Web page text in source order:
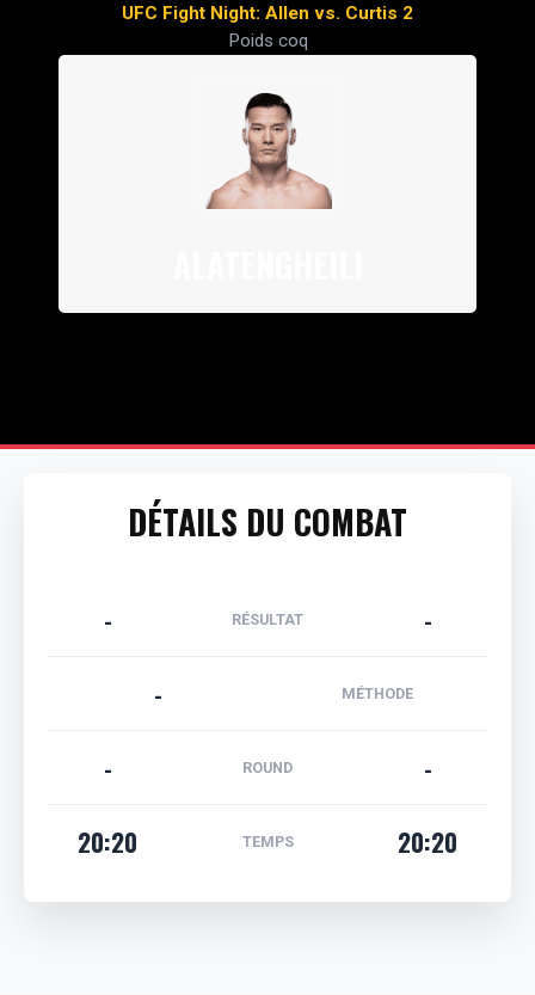
UFC Fight Night: Allen vs. Curtis 2
Poids coq
DÉTAILS DU COMBAT
- RÉSULTAT
-
-
MÉTHODE
- ROUND
-
20:20
TEMPS 20:20